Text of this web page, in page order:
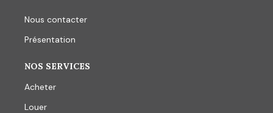
Nous contacter
Présentation
NOS SERVICES
Acheter
Louer